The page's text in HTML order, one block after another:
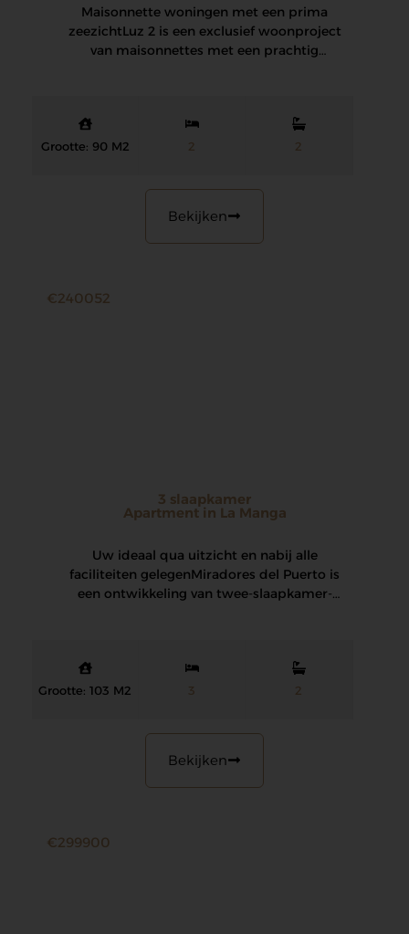
Maisonnette woningen met een prima
zeezicht Luz 2 is een exclusief woonproject
van maisonnettes met een prachtig
Grootte: 90 M2 2 2
Bekijken
€240052
3 slaapkamer
Apartment in La Manga
Uw ideaal qua uitzicht en nabij alle
faciliteiten gelegen Miradores del Puerto is
een ontwikkeling van twee-slaapkamer-
Grootte: 103 M2 3 2
Bekijken
€299900